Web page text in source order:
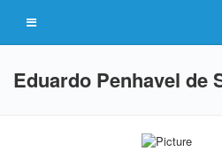
Eduardo Penhavel de